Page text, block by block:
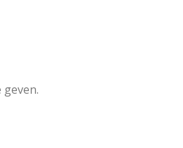
geven.